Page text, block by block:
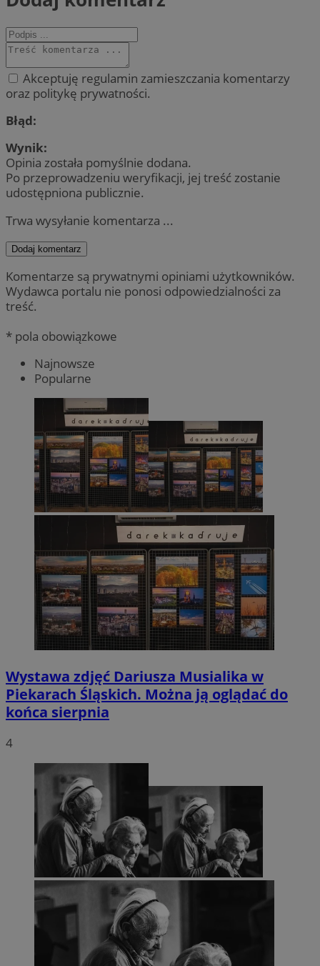
Akceptuję regulamin zamieszczania komentarzy
oraz politykę prywatności.
Błąd:
Wynik:
Opinia została pomyślnie dodana.
Po przeprowadzeniu weryfikacji, jej treść zostanie
udostępniona publicznie.
Trwa wysyłanie komentarza ...
Dodaj komentarz
Komentarze są prywatnymi opiniami użytkowników.
Wydawca portalu nie ponosi odpowiedzialności za
treść.
* pola obowiązkowe
Najnowsze
Popularne
Wystawa zdjęć Dariusza Musialika w
Piekarach Śląskich. Można ją oglądać do
końca sierpnia
4